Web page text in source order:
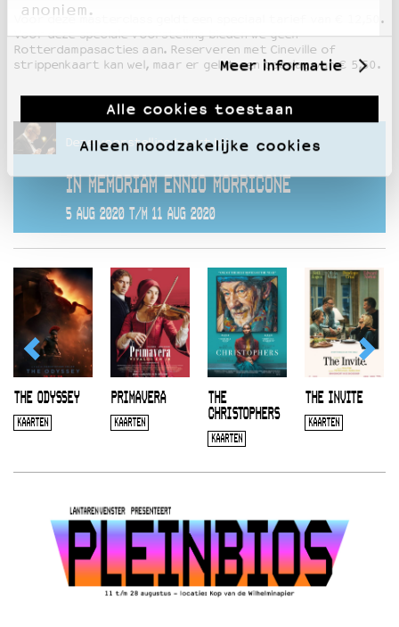
anoniem.
Meer informatie
Alle cookies toestaan
Alleen noodzakelijke cookies
Voor deze masterclass geldt een speciaal tarief van € 12,50.
Voor deze speciale voorstelling bieden we geen
Rotterdampasacties aan. Reserveren met Cineville of
strippenkaart kan wel, maar er geldt een toeslag van € 5,50.
Deze voorstelling hoort bij
IN MEMORIAM ENNIO MORRICONE
5 AUG 2020 T/M 11 AUG 2020
THE ODYSSEY
KAARTEN
PRIMAVERA
KAARTEN
THE
CHRISTOPHERS
KAARTEN
THE INVITE
KAARTEN